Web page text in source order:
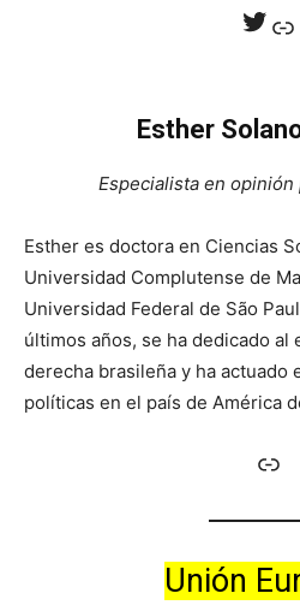
Esther
Especialista en
Esther es doctora en Ciencias
Universidad Complutense de
Universidad Federal de São
últimos años, se ha dedicado al
derecha brasileña y ha actuado
políticas en el país de América
Unión